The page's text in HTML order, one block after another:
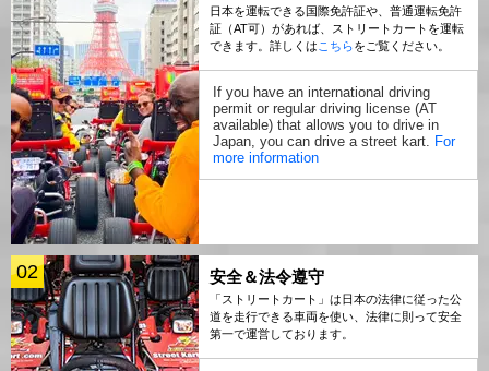
日本を運転できる国際免許証や、普通運転免許
証（AT可）があれば、ストリートカートを運転
できます。詳しくはこちらをご覧ください。
If you have an international driving
permit or regular driving license (AT
available) that allows you to drive in
Japan, you can drive a street kart. For
more information
02 安全＆法令遵守
「ストリートカート」は日本の法律に従った公
道を走行できる車両を使い、法律に則って安全
第一で運営しております。